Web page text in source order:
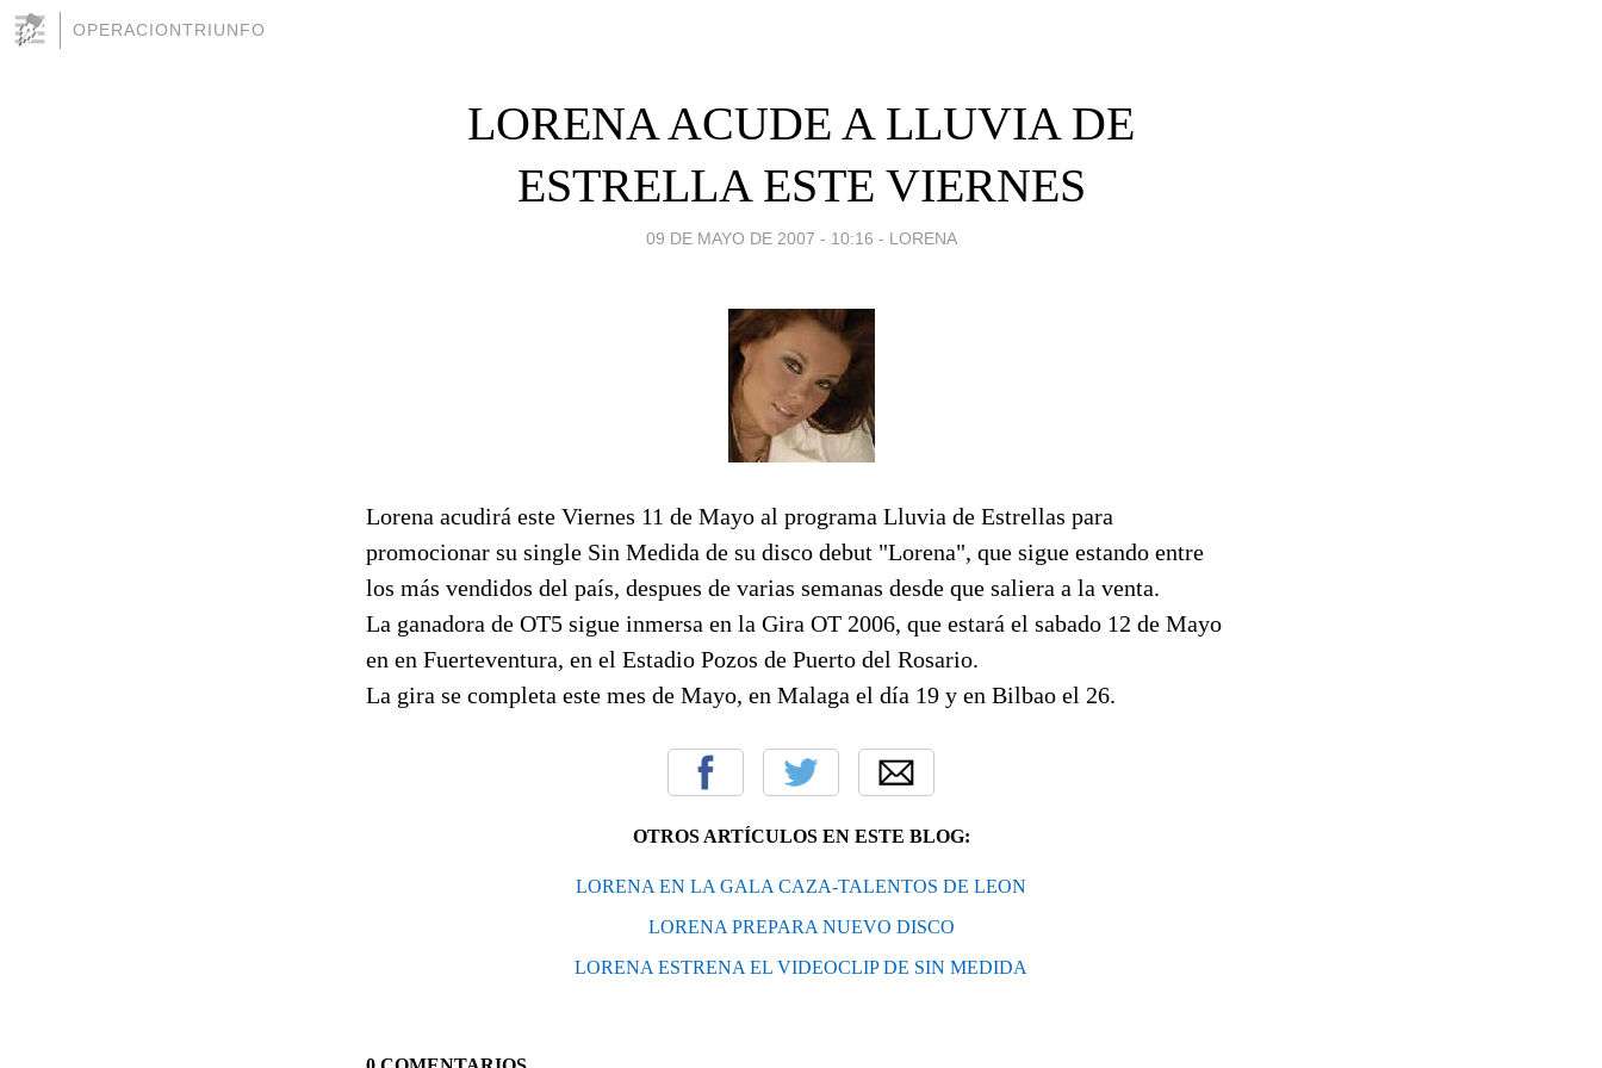
OPERACIONTRIUNFO
LORENA ACUDE A LLUVIA DE
ESTRELLA ESTE VIERNES
09 DE MAYO DE 2007 - 10:16 - LORENA
Lorena acudirá este Viernes 11 de Mayo al programa Lluvia de Estrellas para
promocionar su single Sin Medida de su disco debut "Lorena", que sigue estando entre
los más vendidos del país, despues de varias semanas desde que saliera a la venta.
La ganadora de OT5 sigue inmersa en la Gira OT 2006, que estará el sabado 12 de Mayo
en en Fuerteventura, en el Estadio Pozos de Puerto del Rosario.
La gira se completa este mes de Mayo, en Malaga el día 19 y en Bilbao el 26.
OTROS ARTÍCULOS EN ESTE BLOG:
LORENA EN LA GALA CAZA-TALENTOS DE LEON
LORENA PREPARA NUEVO DISCO
LORENA ESTRENA EL VIDEOCLIP DE SIN MEDIDA